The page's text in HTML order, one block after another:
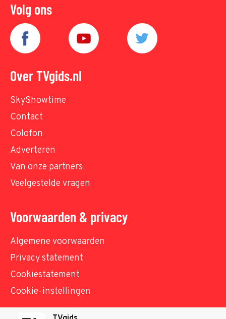
Volg ons
Over TVgids.nl
SkyShowtime
Contact
Colofon
Adverteren
Van onze partners
Veelgestelde vragen
Voorwaarden & privacy
Algemene voorwaarden
Privacy statement
Cookiestatement
Cookie-instellingen